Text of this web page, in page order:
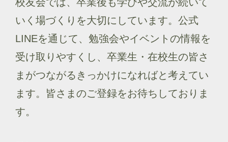
いく場づくりを大切にしています。公式
LINEを通じて、勉強会やイベントの情報を
受け取りやすくし、卒業生・在校生の皆さ
まがつながるきっかけになればと考えてい
ます。皆さまのご登録をお待ちしておりま
す。